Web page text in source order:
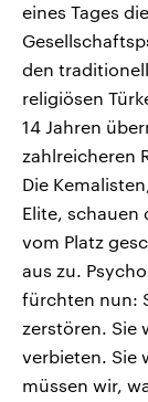
eines Tages
den
religiösen
14 Jahren
zahlreicheren
Die
Elite, schauen
vom Platz
aus zu.
fürchten nun:
zerstören. Sie
verbieten. Sie
müssen wir,